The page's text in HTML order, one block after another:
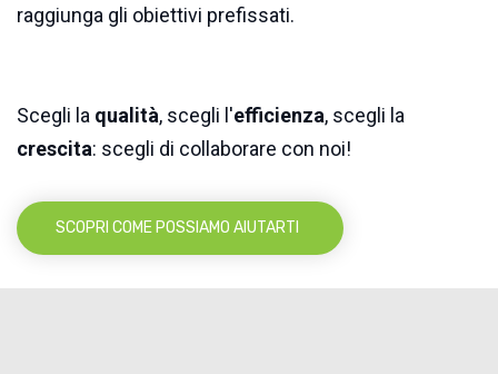
raggiunga gli obiettivi prefissati.
Scegli la qualità, scegli l'efficienza, scegli la
crescita: scegli di collaborare con noi!
SCOPRI COME POSSIAMO AIUTARTI